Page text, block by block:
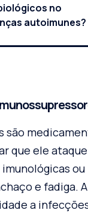
no
autoimunes?
são
que ele
e fadiga.
a